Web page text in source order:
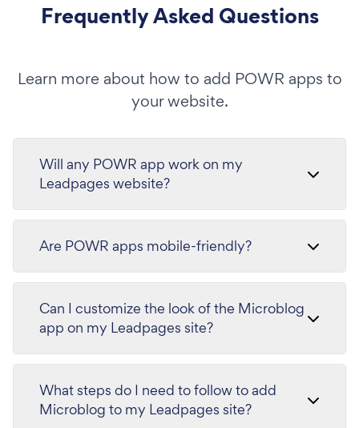
Frequently Asked Questions
Learn more about how to add POWR apps to
your website.
Will any POWR app work on my
Leadpages website?
Are POWR apps mobile-friendly?
Can I customize the look of the Microblog
app on my Leadpages site?
What steps do I need to follow to add
Microblog to my Leadpages site?